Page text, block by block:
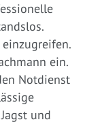
ein.
Notdienst
und